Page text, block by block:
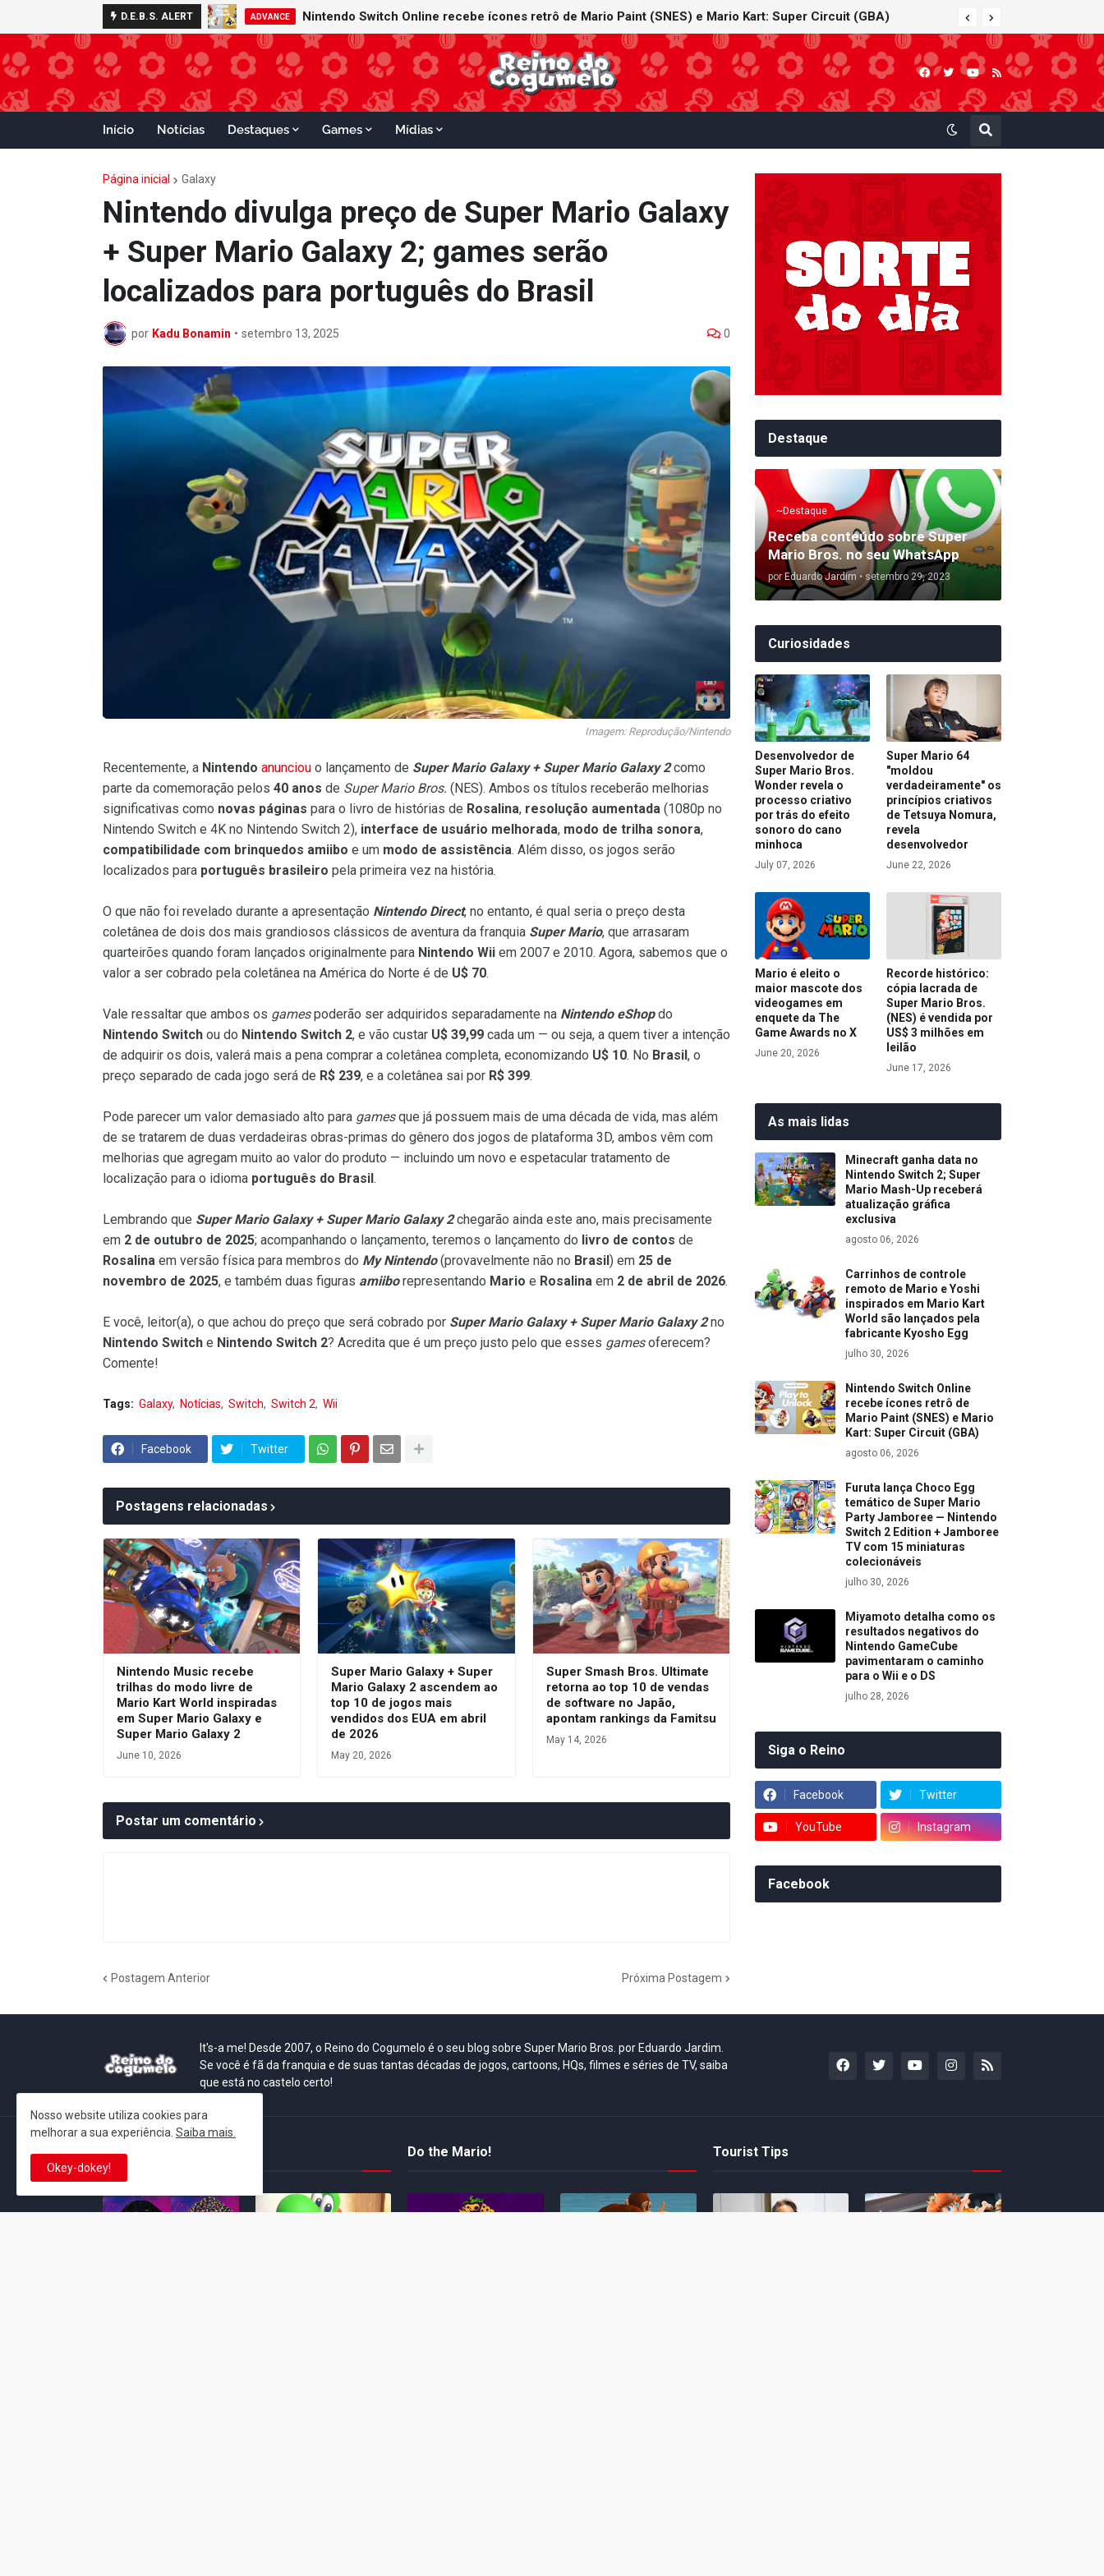
D.E.B.S. ALERT ADVANCE Nintendo Switch Online recebe ícones retrô de Mario Paint (SNES) e Mario Kart: Super Circuit (GBA)
Início Notícias Destaques Games Mídias
Página inicial Galaxy
Nintendo divulga preço de Super Mario Galaxy
+ Super Mario Galaxy 2; games serão
localizados para português do Brasil
por Kadu Bonamin • setembro 13, 2025 0
Imagem: Reprodução/Nintendo
Recentemente, a Nintendo anunciou o lançamento de Super Mario Galaxy + Super Mario Galaxy 2como
parte da comemoração pelos 40 anos de Super Mario Bros. (NES). Ambos os títulos receberão melhorias
significativas como novas páginas para o livro de histórias de Rosalina, resolução aumentada (1080p no
Nintendo Switch e 4K no Nintendo Switch 2), interface de usuário melhorada, modo de trilha sonora,
compatibilidade com brinquedos amiibo e um modo de assistência. Além disso, os jogos serão
localizados para português brasileiro pela primeira vez na história.
O que não foi revelado durante a apresentação Nintendo Direct, no entanto, é qual seria o preço desta
coletânea de dois dos mais grandiosos clássicos de aventura da franquia Super Mario, que arrasaram
quarteirões quando foram lançados originalmente para Nintendo Wii em 2007 e 2010. Agora, sabemos que o
valor a ser cobrado pela coletânea na América do Norte é de U$ 70.
Vale ressaltar que ambos os gamespoderão ser adquiridos separadamente na Nintendo eShopdo
Nintendo Switch ou do Nintendo Switch 2, e vão custar U$ 39,99 cada um — ou seja, a quem tiver a intenção
de adquirir os dois, valerá mais a pena comprar a coletânea completa, economizando U$ 10. No Brasil, o
preço separado de cada jogo será de R$ 239, e a coletânea sai por R$ 399.
Pode parecer um valor demasiado alto para gamesque já possuem mais de uma década de vida, mas além
de se tratarem de duas verdadeiras obras-primas do gênero dos jogos de plataforma 3D, ambos vêm com
melhorias que agregam muito ao valor do produto — incluindo um novo e espetacular tratamento de
localização para o idioma português do Brasil.
Lembrando que Super Mario Galaxy + Super Mario Galaxy 2chegarão ainda este ano, mais precisamente
em 2 de outubro de 2025; acompanhando o lançamento, teremos o lançamento do livro de contos de
Rosalina em versão física para membros do My Nintendo(provavelmente não no Brasil) em 25 de
novembro de 2025, e também duas figuras amiiborepresentando Mario e Rosalina em 2 de abril de 2026.
E você, leitor(a), o que achou do preço que será cobrado por Super Mario Galaxy + Super Mario Galaxy 2no
Nintendo Switch e Nintendo Switch 2? Acredita que é um preço justo pelo que esses gamesoferecem?
Comente!
Tags: Galaxy Notícias Switch Switch 2 Wii
Facebook Twitter
Postagens relacionadas
Nintendo Music recebe
trilhas do modo livre de
Mario Kart World inspiradas
em Super Mario Galaxy e
Super Mario Galaxy 2
June 10, 2026
Super Mario Galaxy + Super
Mario Galaxy 2 ascendem ao
top 10 de jogos mais
vendidos dos EUA em abril
de 2026
May 20, 2026
Super Smash Bros. Ultimate
retorna ao top 10 de vendas
de software no Japão,
apontam rankings da Famitsu
May 14, 2026
Postar um comentário
Postagem Anterior Próxima Postagem
Destaque
~Destaque
Receba conteúdo sobre Super
Mario Bros. no seu WhatsApp
por Eduardo Jardim • setembro 29, 2023
Curiosidades
Desenvolvedor de
Super Mario Bros.
Wonder revela o
processo criativo
por trás do efeito
sonoro do cano
minhoca
July 07, 2026
Super Mario 64
"moldou
verdadeiramente" os
princípios criativos
de Tetsuya Nomura,
revela
desenvolvedor
June 22, 2026
Mario é eleito o
maior mascote dos
videogames em
enquete da The
Game Awards no X
June 20, 2026
Recorde histórico:
cópia lacrada de
Super Mario Bros.
(NES) é vendida por
US$ 3 milhões em
leilão
June 17, 2026
As mais lidas
Minecraft ganha data no
Nintendo Switch 2; Super
Mario Mash-Up receberá
atualização gráfica
exclusiva
agosto 06, 2026
Carrinhos de controle
remoto de Mario e Yoshi
inspirados em Mario Kart
World são lançados pela
fabricante Kyosho Egg
julho 30, 2026
Nintendo Switch Online
recebe ícones retrô de
Mario Paint (SNES) e Mario
Kart: Super Circuit (GBA)
agosto 06, 2026
Furuta lança Choco Egg
temático de Super Mario
Party Jamboree — Nintendo
Switch 2 Edition + Jamboree
TV com 15 miniaturas
colecionáveis
julho 30, 2026
Miyamoto detalha como os
resultados negativos do
Nintendo GameCube
pavimentaram o caminho
para o Wii e o DS
julho 28, 2026
Siga o Reino
Facebook Twitter
YouTube Instagram
Facebook
It's-a me! Desde 2007, o Reino do Cogumelo é o seu blog sobre Super Mario Bros. por Eduardo Jardim.
Se você é fã da franquia e de suas tantas décadas de jogos, cartoons, HQs, filmes e séries de TV, saiba
que está no castelo certo!
This is cinema! Do the Mario! Tourist Tips
Nosso website utiliza cookies para
melhorar a sua experiência. Saiba mais.
Okey-dokey!